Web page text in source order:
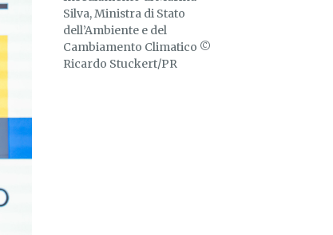
Silva, Ministra di Stato
dell’Ambiente e del
Cambiamento Climatico ©
Ricardo Stuckert/PR